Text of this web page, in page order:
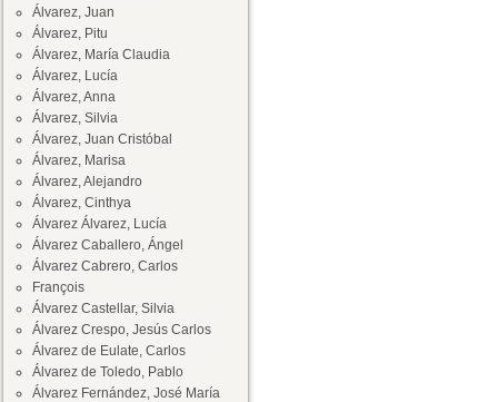
Álvarez, Juan
Álvarez, Pitu
Álvarez, María Claudia
Álvarez, Lucía
Álvarez, Anna
Álvarez, Silvia
Álvarez, Juan Cristóbal
Álvarez, Marisa
Álvarez, Alejandro
Álvarez, Cinthya
Álvarez Álvarez, Lucía
Álvarez Caballero, Ángel
Álvarez Cabrero, Carlos
François
Álvarez Castellar, Silvia
Álvarez Crespo, Jesús Carlos
Álvarez de Eulate, Carlos
Álvarez de Toledo, Pablo
Álvarez Fernández, José María